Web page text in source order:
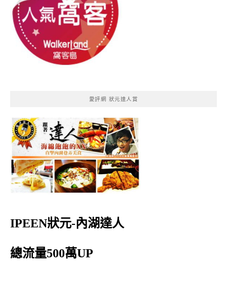
愛評網 狀元達人賞
IPEEN狀元-內湖達人
總流量500萬UP